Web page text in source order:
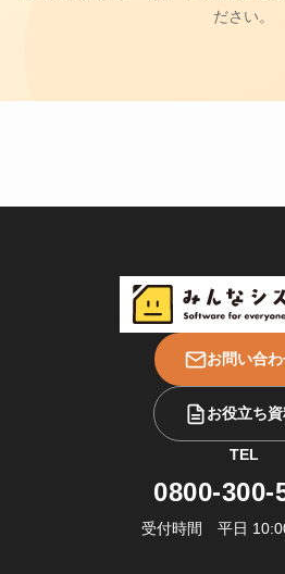
ださい。
お問い合
お役立ち
TEL
0800-300-
受付時間 平日